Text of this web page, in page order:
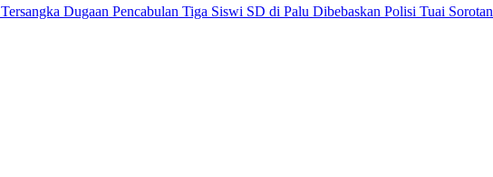
Tersangka Dugaan Pencabulan Tiga Siswi SD di Palu Dibebaskan Polisi Tuai Sorotan